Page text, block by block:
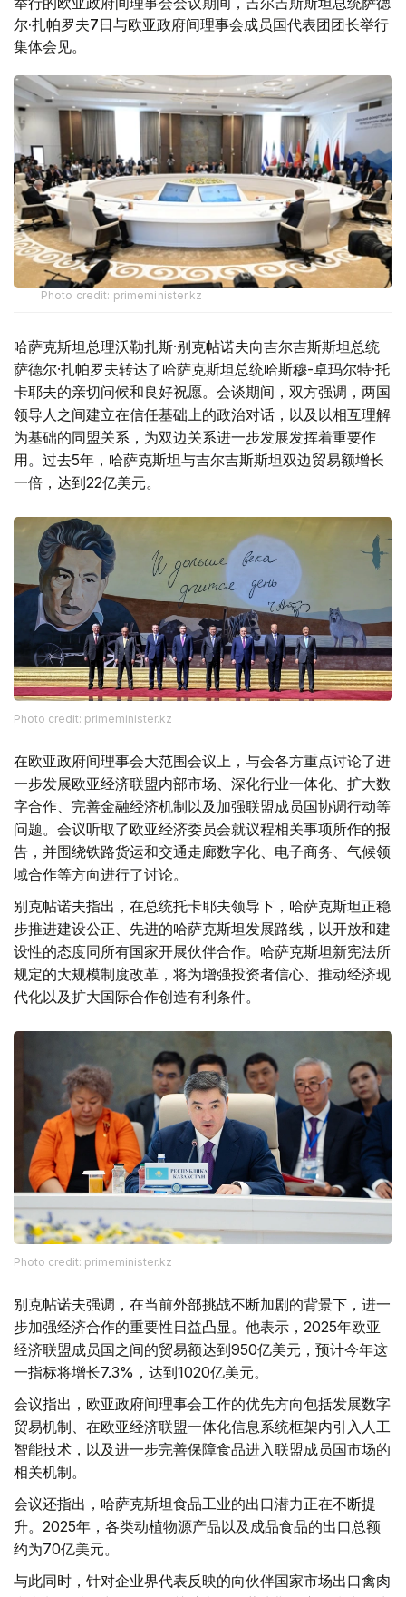
尔·扎帕罗夫7日与欧亚政府间理事会成员国代表团团长举行
集体会见。
Photo credit: primeminister.kz
哈萨克斯坦总理沃勒扎斯·别克帖诺夫向吉尔吉斯斯坦总统
萨德尔·扎帕罗夫转达了哈萨克斯坦总统哈斯穆-卓玛尔特·托
卡耶夫的亲切问候和良好祝愿。会谈期间，双方强调，两国
领导人之间建立在信任基础上的政治对话，以及以相互理解
为基础的同盟关系，为双边关系进一步发展发挥着重要作
用。过去5年，哈萨克斯坦与吉尔吉斯斯坦双边贸易额增长
一倍，达到22亿美元。
Photo credit: primeminister.kz
在欧亚政府间理事会大范围会议上，与会各方重点讨论了进
一步发展欧亚经济联盟内部市场、深化行业一体化、扩大数
字合作、完善金融经济机制以及加强联盟成员国协调行动等
问题。会议听取了欧亚经济委员会就议程相关事项所作的报
告，并围绕铁路货运和交通走廊数字化、电子商务、气候领
域合作等方向进行了讨论。
别克帖诺夫指出，在总统托卡耶夫领导下，哈萨克斯坦正稳
步推进建设公正、先进的哈萨克斯坦发展路线，以开放和建
设性的态度同所有国家开展伙伴合作。哈萨克斯坦新宪法所
规定的大规模制度改革，将为增强投资者信心、推动经济现
代化以及扩大国际合作创造有利条件。
Photo credit: primeminister.kz
别克帖诺夫强调，在当前外部挑战不断加剧的背景下，进一
步加强经济合作的重要性日益凸显。他表示，2025年欧亚
经济联盟成员国之间的贸易额达到950亿美元，预计今年这
一指标将增长7.3%，达到1020亿美元。
会议指出，欧亚政府间理事会工作的优先方向包括发展数字
贸易机制、在欧亚经济联盟一体化信息系统框架内引入人工
智能技术，以及进一步完善保障食品进入联盟成员国市场的
相关机制。
会议还指出，哈萨克斯坦食品工业的出口潜力正在不断提
升。2025年，各类动植物源产品以及成品食品的出口总额
约为70亿美元。
与此同时，针对企业界代表反映的向伙伴国家市场出口禽肉